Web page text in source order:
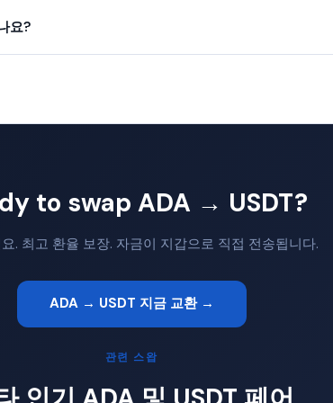
요?
to swap ADA → USDT?
. 최고 환율 보장. 자금이 지갑으로 직접 전송됩니다.
ADA → USDT 지금 교환 →
관련 스왑